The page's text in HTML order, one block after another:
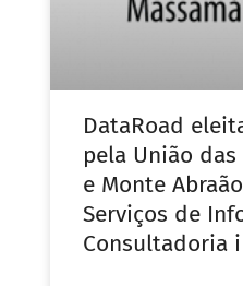
DataRoad
pela União das
e Monte
Serviços de
Consultadoria